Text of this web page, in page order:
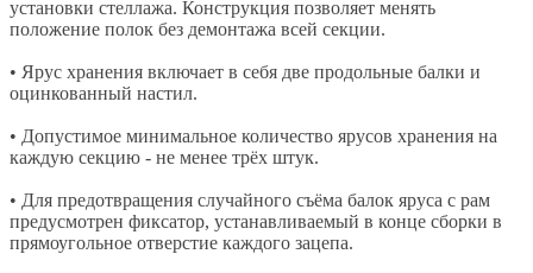
установки стеллажа. Конструкция позволяет менять
положение полок без демонтажа всей секции.
• Ярус хранения включает в себя две продольные балки и
оцинкованный настил.
• Допустимое минимальное количество ярусов хранения на
каждую секцию - не менее трёх штук.
• Для предотвращения случайного съёма балок яруса с рам
предусмотрен фиксатор, устанавливаемый в конце сборки в
прямоугольное отверстие каждого зацепа.